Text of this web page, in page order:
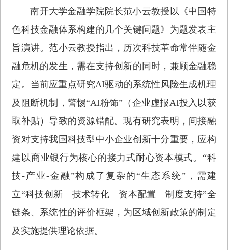
南开大学金融学院院长范小云教授以《中国特
色科技金融体系构建的几个关键问题》为题发表主
旨演讲。范小云教授指出，历次科技革命常伴随金
融危机的发生，需在支持创新的同时，兼顾金融稳
定。当前应重点研究AI驱动的系统性风险生成机理
及阻断机制，警惕“AI粉饰”（企业虚报AI投入以获
取补贴）导致的资源错配。现有研究表明，间接融
资对支持我国科技型中小企业创新十分重要，应构
建以商业银行为核心的接力式耐心资本模式。“科
技-产业-金融”构成了复杂的“生态系统”，需建
立“科技创新—技术转化—资本配置—制度支持”全
链条、系统性的评价框架，为区域创新政策的制定
及实施提供理论依据。